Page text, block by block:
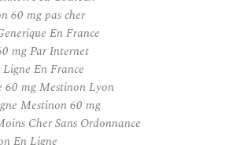
60 mg pas cher
En France
mg Par Internet
En France
60 mg Mestinon Lyon
Mestinon 60 mg
Cher Sans Ordonnance